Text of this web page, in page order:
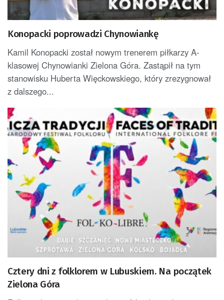
Konopacki poprowadzi Chynowiankę
Kamil Konopacki został nowym trenerem piłkarzy A-
klasowej Chynowianki Zielona Góra. Zastąpił na tym
stanowisku Huberta Więckowskiego, który zrezygnował
z dalszego...
Cztery dni z folklorem w Lubuskiem. Na początek
Zielona Góra